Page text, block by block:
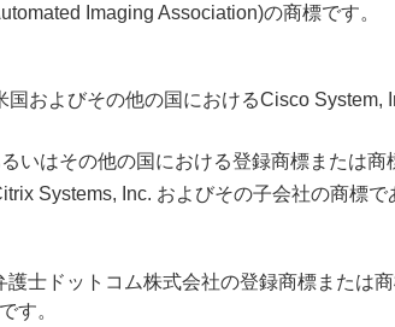
Imaging Association)の商標です。
およびその他の国におけるCisco System,
いはその他の国における登録商標または商
Systems, Inc. およびその子会社の商標
士ドットコム株式会社の登録商標または商
す。